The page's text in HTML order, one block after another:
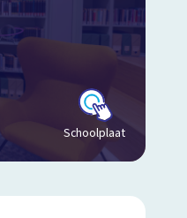
Schoolplaat